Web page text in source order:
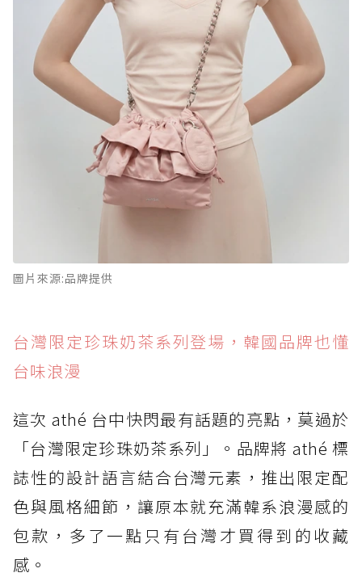
圖片來源:品牌提供
台灣限定珍珠奶茶系列登場，韓國品牌也懂
台味浪漫
這次 athé 台中快閃最有話題的亮點，莫過於
「台灣限定珍珠奶茶系列」。品牌將 athé 標
誌性的設計語言結合台灣元素，推出限定配
色與風格細節，讓原本就充滿韓系浪漫感的
包款，多了一點只有台灣才買得到的收藏
感。